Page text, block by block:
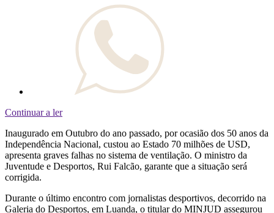
Continuar a ler
Inaugurado em Outubro do ano passado, por ocasião dos 50 anos da
Independência Nacional, custou ao Estado 70 milhões de USD,
apresenta graves falhas no sistema de ventilação. O ministro da
Juventude e Desportos, Rui Falcão, garante que a situação será
corrigida.
Durante o último encontro com jornalistas desportivos, decorrido na
Galeria do Desportos, em Luanda, o titular do MINJUD assegurou